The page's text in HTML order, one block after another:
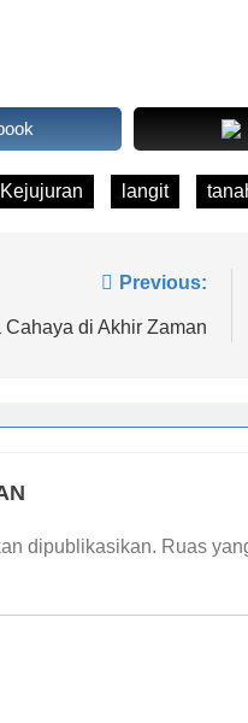
Kejujuran langit
Previous:
di Akhir Zaman
dipublikasikan. Ruas